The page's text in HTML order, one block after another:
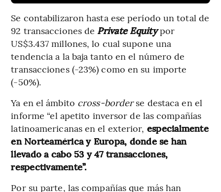
Se contabilizaron hasta ese período un total de
92 transacciones de Private Equitypor
US$3.437 millones, lo cual supone una
tendencia a la baja tanto en el número de
transacciones (-23%) como en su importe
(-50%).
Ya en el ámbito cross-borderse destaca en el
informe “el apetito inversor de las compañías
latinoamericanas en el exterior, especialmente
en Norteamérica y Europa, donde se han
llevado a cabo 53 y 47 transacciones,
respectivamente”.
Por su parte, las compañías que más han